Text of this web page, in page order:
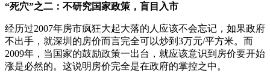
“死穴”之二：不研究国家政策，盲目入市
经历过2007年房市疯狂大起大落的人应该不会忘记，如果政府
不出手，就深圳的房价而言完全可以炒到3万元/平方米。而
2009年，当国家的鼓励政策一出台，就应该意识到房价要开始
涨是必然的。这说明房价完全是在政府的掌控之中。